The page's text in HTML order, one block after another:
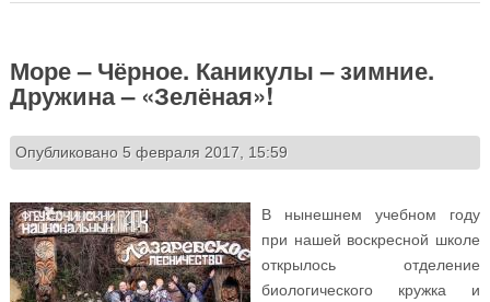
Море – Чёрное. Каникулы – зимние.
Дружина – «Зелёная»!
Опубликовано 5 февраля 2017, 15:59
В нынешнем учебном году
при нашей воскресной школе
открылось отделение
биологического кружка и